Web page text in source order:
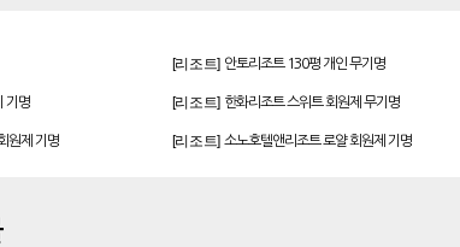
명 [리조트] 한화리조트 스위트 회원제 무기명
제 기명 [리조트] 소노호텔앤리조트 로얄 회원제 기명
제 무기명 [리조트] 소노호텔앤리조트 골드 등기 기명